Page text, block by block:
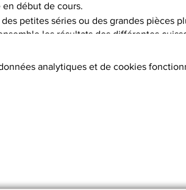
en début de cours.
petites séries ou des grandes pièces
les résultats des différentes
et pas moins de 15 engobes.
analytiques et de cookies